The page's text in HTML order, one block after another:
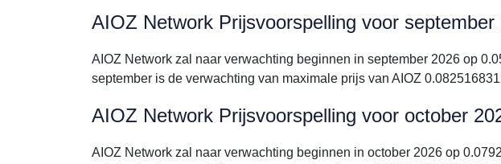
AIOZ Network Prijsvoorspelling voor september
AIOZ Network zal naar verwachting beginnen in september 2026 op
september is de verwachting van maximale prijs van AIOZ
AIOZ Network Prijsvoorspelling voor october
AIOZ Network zal naar verwachting beginnen in october 2026 op